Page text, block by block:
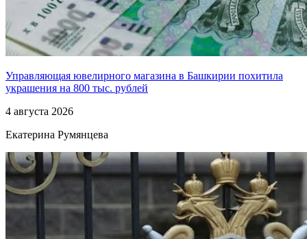
Управляющая ювелирного магазина в Башкирии похитила
украшения на 800 тыс. рублей
4 августа 2026
Екатерина Румянцева